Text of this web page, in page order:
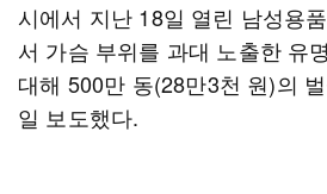
시에서 지난 18일 열린 남성용
서 가슴 부위를 과대 노출한 유
대해 500만 동(28만3천 원)의
일 보도했다.